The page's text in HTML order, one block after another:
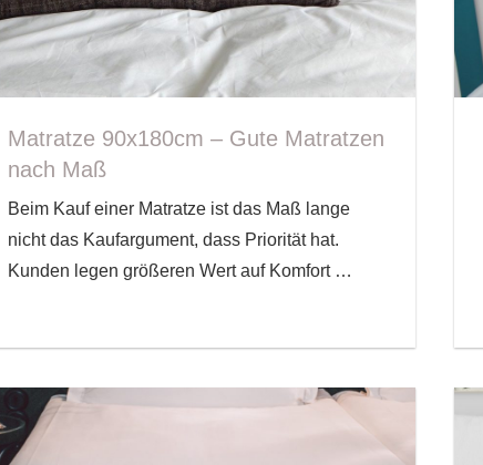
Matratze 90x180cm – Gute Matratzen
nach Maß
Beim Kauf einer Matratze ist das Maß lange
nicht das Kaufargument, dass Priorität hat.
Kunden legen größeren Wert auf Komfort …